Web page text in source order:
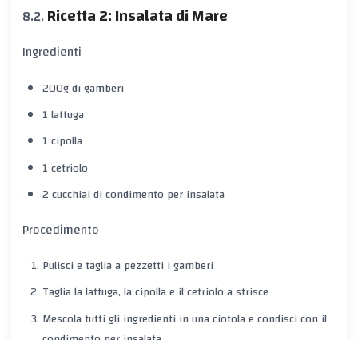
Ricetta 2: Insalata di Mare
Ingredienti
200g di gamberi
1 lattuga
1 cipolla
1 cetriolo
2 cucchiai di condimento per insalata
Procedimento
Pulisci e taglia a pezzetti i gamberi
Taglia la lattuga, la cipolla e il cetriolo a strisce
Mescola tutti gli ingredienti in una ciotola e condisci con il